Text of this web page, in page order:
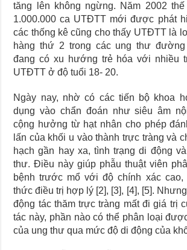
tăng lên không ngừng. Năm 2002
1.000.000 ca UTĐTT mới được phát
các thống kê cũng cho thấy UTĐTT là
hàng thứ 2 trong các ung thư
đang có xu hướng trẻ hóa với nhiều
UTĐTT ở độ tuổi 18- 20.
Ngày nay, nhờ có các tiến bộ khoa
dụng vào chẩn đoán như siêu âm
cộng hưởng từ hạt nhân cho phép
lấn của khối u vào thành trực tràng và
hạch gần hay xa, tình trạng di động
thư. Điều này giúp phẫu thuật viên
bệnh trước mổ với độ chính xác
thức điều trị hợp lý [2], [3], [4], [5].
động tác thăm trực tràng mất đi giá trị
tác này, phần nào có thể phân loại
của ung thư qua mức độ di động của